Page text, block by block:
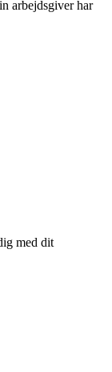
arbejdsgiver har
med dit